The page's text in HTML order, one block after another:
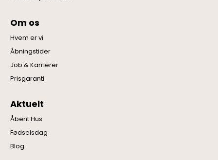
Om os
Hvem er vi
Åbningstider
Job & Karrierer
Prisgaranti
Aktuelt
Åbent Hus
Fødselsdag
Blog